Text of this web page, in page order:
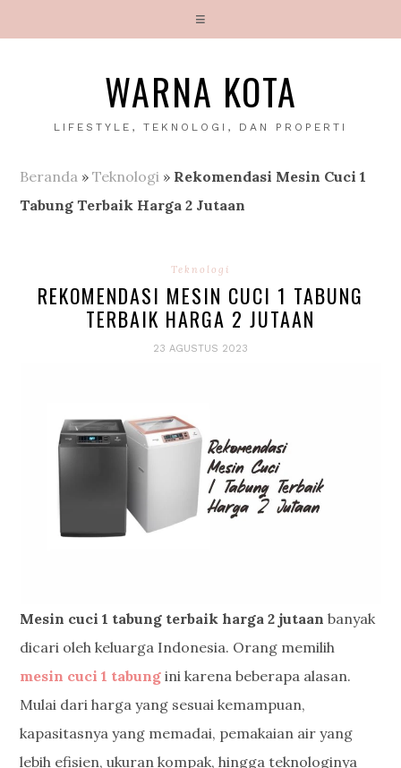
WARNA KOTA
LIFESTYLE, TEKNOLOGI, DAN PROPERTI
Beranda »Teknologi » Rekomendasi Mesin Cuci 1
Tabung Terbaik Harga 2 Jutaan
Teknologi
REKOMENDASI MESIN CUCI 1 TABUNG
TERBAIK HARGA 2 JUTAAN
23 AGUSTUS 2023
Mesin cuci 1 tabung terbaik harga 2 jutaan banyak
dicari oleh keluarga Indonesia. Orang memilih
mesin cuci 1 tabung ini karena beberapa alasan.
Mulai dari harga yang sesuai kemampuan,
kapasitasnya yang memadai, pemakaian air yang
lebih efisien, ukuran kompak, hingga teknologinya